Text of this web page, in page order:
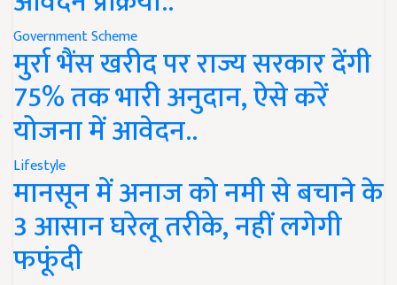
Government Scheme
मुर्रा भैंस खरीद पर राज्य सरकार देंगी
75% तक भारी अनुदान, ऐसे करें
योजना में आवेदन..
Lifestyle
मानसून में अनाज को नमी से बचाने के
3 आसान घरेलू तरीके, नहीं लगेगी
फफूंदी